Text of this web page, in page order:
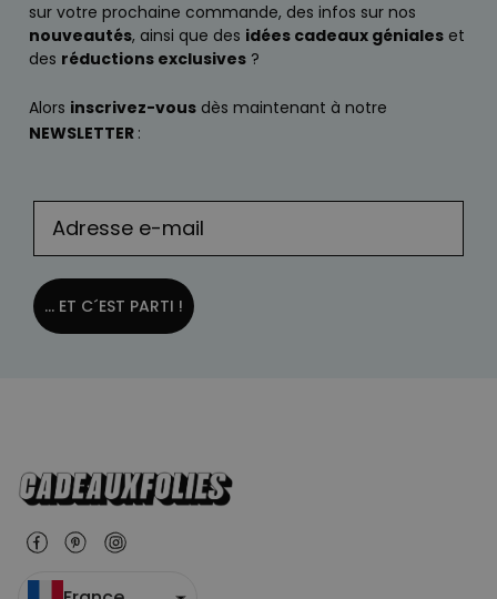
sur votre prochaine commande, des infos sur nos
nouveautés, ainsi que des idées cadeaux géniales et
des réductions exclusives ?
Alors inscrivez-vous dès maintenant à notre
NEWSLETTER :
... ET C´EST PARTI !